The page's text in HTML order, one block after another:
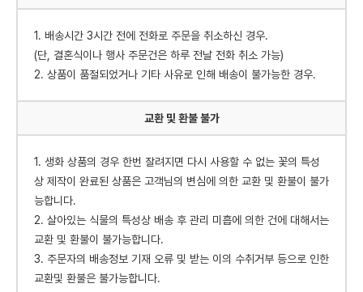
1. 배송시간 3시간 전에 전화로 주문을 취소하신 경우.
(단, 결혼식이나 행사 주문건은 하루 전날 전화 취소 가능)
2. 상품이 품절되었거나 기타 사유로 인해 배송이 불가능한 경우.
교환 및 환불 불가
1. 생화 상품의 경우 한번 잘려지면 다시 사용할 수 없는 꽃의 특성
상 제작이 완료된 상품은 고객님의 변심에 의한 교환 및 환불이 불가
능합니다.
2. 살아있는 식물의 특성상 배송 후 관리 미흡에 의한 건에 대해서는
교환 및 환불이 불가능합니다.
3. 주문자의 배송정보 기재 오류 및 받는 이의 수취거부 등으로 인한
교환및 환불은 불가능합니다.